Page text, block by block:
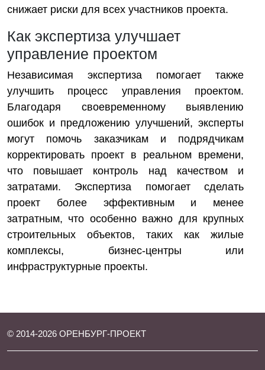
снижает риски для всех участников проекта.
Как экспертиза улучшает
управление проектом
Независимая экспертиза помогает также
улучшить процесс управления проектом.
Благодаря своевременному выявлению
ошибок и предложению улучшений, эксперты
могут помочь заказчикам и подрядчикам
корректировать проект в реальном времени,
что повышает контроль над качеством и
затратами. Экспертиза помогает сделать
проект более эффективным и менее
затратным, что особенно важно для крупных
строительных объектов, таких как жилые
комплексы, бизнес-центры или
инфраструктурные проекты.
© 2014-2026 ОРЕНБУРГ-ПРОЕКТ